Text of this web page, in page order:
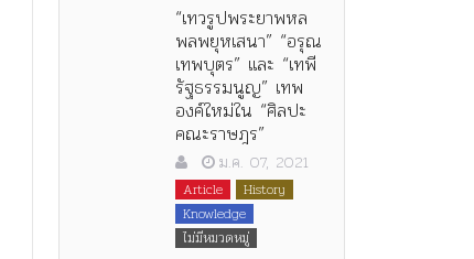
“เทวรูปพระยาพหล
พลพยุหเสนา” “อรุณ
เทพบุตร” และ “เทพี
รัฐธรรมนูญ” เทพ
องค์ใหม่ใน “ศิลปะ
คณะราษฎร”
ม.ค. 07, 2021
Article
History
Knowledge
ไม่มีหมวดหมู่